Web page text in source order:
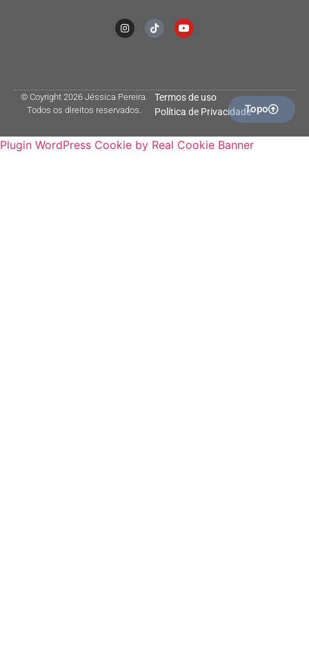
© Coyright 2026 Jéssica Pereira.
Todos os direitos reservados.
Termos de uso
Política de PrivacidadeTopo
Plugin WordPress Cookie by Real Cookie Banner